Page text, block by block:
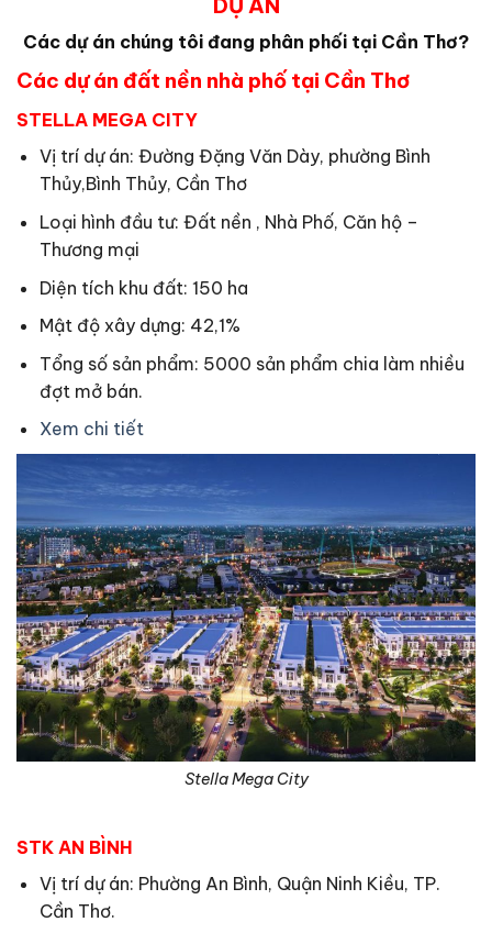
DỰ ÁN
Các dự án chúng tôi đang phân phối tại Cần Thơ?
Các dự án đất nền nhà phố tại Cần Thơ
STELLA MEGA CITY
Vị trí dự án: Đường Đặng Văn Dày, phường Bình
Thủy,Bình Thủy, Cần Thơ
Loại hình đầu tư: Đất nền , Nhà Phố, Căn hộ –
Thương mại
Diện tích khu đất: 150 ha
Mật độ xây dựng: 42,1%
Tổng số sản phẩm: 5000 sản phẩm chia làm nhiều
đợt mở bán.
Xem chi tiết
Stella Mega City
STK AN BÌNH
Vị trí dự án: Phường An Bình, Quận Ninh Kiều, TP.
Cần Thơ.